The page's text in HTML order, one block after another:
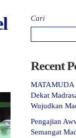
Cari
Recent
MATAMUDA
Dekat
Wujudkan
Pengajian
Semangat